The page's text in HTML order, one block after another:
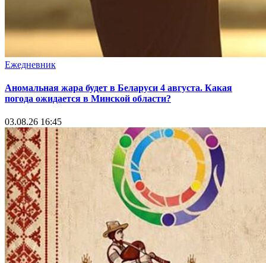
Ежедневник
Аномальная жара будет в Беларуси 4 августа. Какая
погода ожидается в Минской области?
03.08.26 16:45